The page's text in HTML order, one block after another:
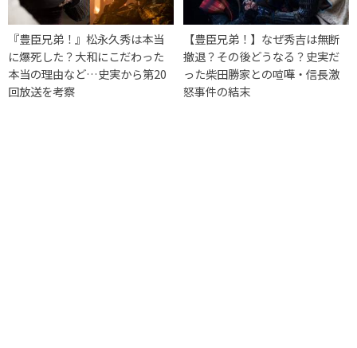
『豊臣兄弟！』松永久秀は本当
に爆死した？大和にこだわった
本当の理由など…史実から第20
回放送を考察
【豊臣兄弟！】なぜ秀吉は無断
撤退？その後どうなる？史実だ
った柴田勝家との喧嘩・信長激
怒事件の結末